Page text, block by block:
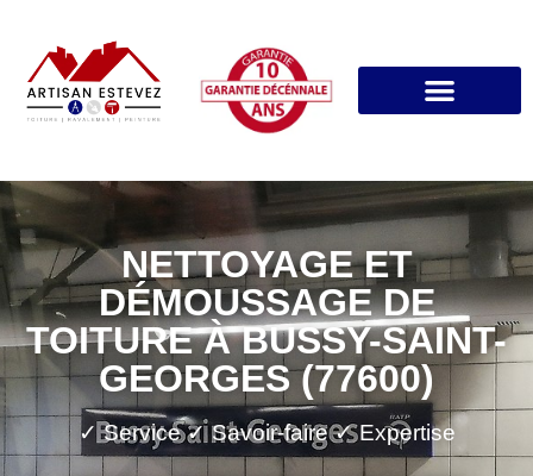
NETTOYAGE ET
DÉMOUSSAGE DE
TOITURE À BUSSY-SAINT-
GEORGES (77600)
✓ Service ✓ Savoir-faire ✓ Expertise